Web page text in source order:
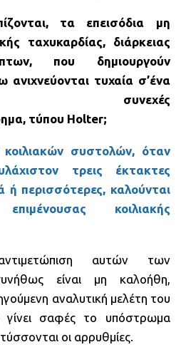
τα επεισόδια μη
ταχυκαρδίας, διάρκειας
που δημιουργούν
τυχαία σ’ένα
συνεχές
τύπου Holter;
συστολών, όταν
τρεις έκτακτες
ή περισσότερες, καλούνται
κοιλιακής
αυτών των
είναι μη καλοήθη,
αναλυτική μελέτη του
σαφές το υπόστρωμα
οι αρρυθμίες.